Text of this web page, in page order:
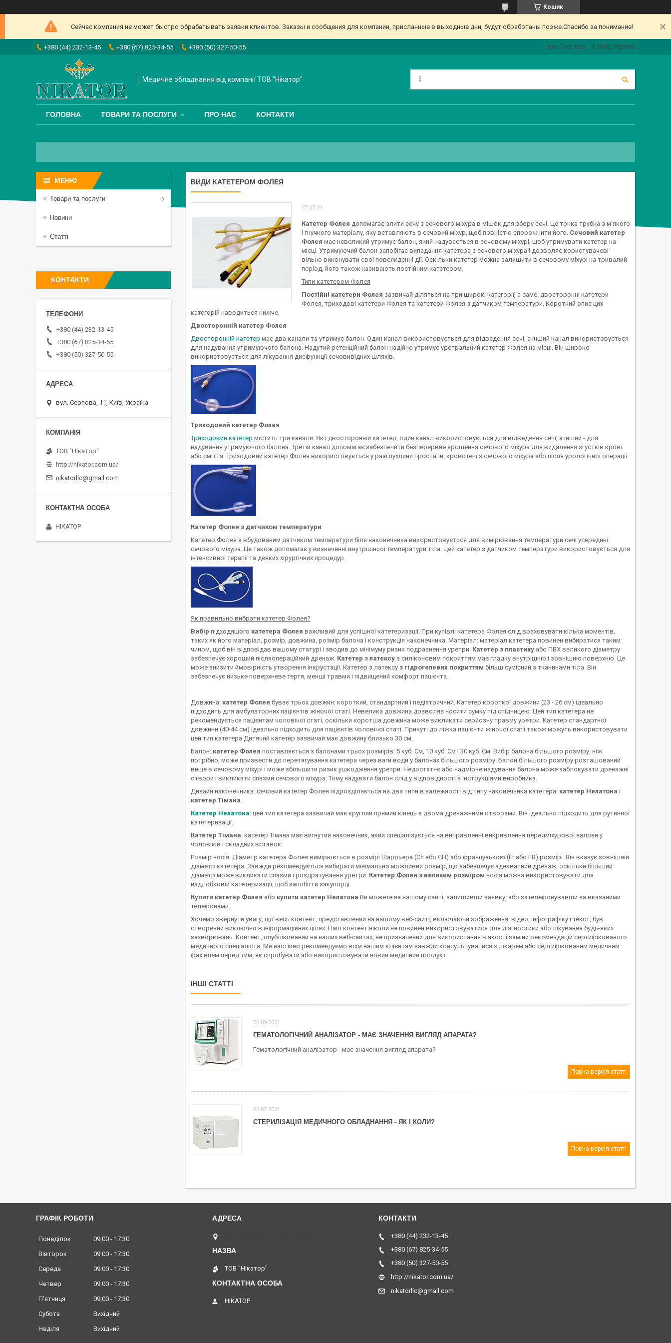
Кошик
Сейчас компания не может быстро обрабатывать заявки клиентов. Заказы и сообщения для компании, присланные в выходные дни, будут обработаны позже.Спасибо за понимание!
+380 (44) 232-13-45 +380 (67) 825-34-55 +380 (50) 327-50-55 вул. Серпова, 11, Київ, Україна
Медичне обладнання від компанії ТОВ "Нікатор"
ГОЛОВНА ТОВАРИ ТА ПОСЛУГИ ПРО НАС КОНТАКТИ
ВИДИ КАТЕТЕРОМ ФОЛЕЯ
27.02.21
Катетер Фолея допомагає злити сечу з сечового міхура в мішок для збору сечі. Це тонка трубка з м'якого
і гнучкого матеріалу, яку вставляють в сечовий міхур, щоб повністю спорожнити його. Сечовий катетер
Фолея має невеликий утримує балон, який надувається в сечовому міхурі, щоб утримувати катетер на
місці. Утримуючий балон запобігає випадання катетера з сечового міхура і дозволяє користувачеві
вільно виконувати свої повсякденні дії. Оскільки катетер можна залишити в сечовому міхурі на тривалий
період, його також називають постійним катетером.
Типи катетером Фолея
Постійні катетери Фолея зазвичай діляться на три широкі категорії, а саме: двосторонні катетери
Фолея, триходові катетери Фолея та катетери Фолея з датчиком температури. Короткий опис цих
категорій наводиться нижче.
Двосторонній катетер Фолея
Двосторонній катетер має два канали та утримує балон. Один канал використовується для відведення сечі, а інший канал використовується
для надування утримуючого балона. Надутий ретенційний балон надійно утримує уретральний катетер Фолея на місці. Він широко
використовується для лікування дисфункції сечовивідних шляхів.
Триходовий катетер Фолея
Триходовий катетер містить три канали. Як і двосторонній катетер, один канал використовується для відведення сечі, а інший - для
надування утримуючого балона. Третій канал допомагає забезпечити безперервне зрошення сечового міхура для видалення згустків крові
або сміття. Триходовий катетер Фолея використовується у разі пухлини простати, кровотечі з сечового міхура або після урологічної операції.
Катетер Фолея з датчиком температури
Катетер Фолея з вбудованим датчиком температури біля наконечника використовується для вимірювання температури сечі усередині
сечового міхура. Це також допомагає у визначенні внутрішньої температури тіла. Цей катетер з датчиком температури використовується для
інтенсивної терапії та деяких хірургічних процедур.
Як правильно вибрати катетер Фолея?
Вибір підходящого катетера Фолея важливий для успішної катетеризації. При купівлі катетера Фолея слід враховувати кілька моментів,
таких як його матеріал, розмір, довжина, розмір балона і конструкція наконечника. Матеріал: матеріал катетера повинен вибиратися таким
чином, щоб він відповідав вашому статурі і зводив до мінімуму ризик подразнення уретри. Катетер з пластику або ПВХ великого діаметру
забезпечує хороший післяопераційний дренаж. Катетер з латексу з силіконовим покриттям має гладку внутрішню і зовнішню поверхню. Це
може знизити ймовірність утворення інкрустації. Катетер з латексу з гідрогелевих покриттям більш сумісний з тканинами тіла. Він
забезпечує низьке поверхневе тертя, менші травми і підвищений комфорт пацієнта.
Довжина: катетер Фолея буває трьох довжин: короткий, стандартний і педіатричний. Катетер короткої довжини (23 - 26 см) ідеально
підходить для амбулаторних пацієнтів жіночої статі. Невелика довжина дозволяє носити сумку під спідницею. Цей тип катетера не
рекомендується пацієнтам чоловічої статі, оскільки коротша довжина може викликати серйозну травму уретри. Катетер стандартної
довжини (40-44 см) ідеально підходить для пацієнтів чоловічої статі. Прикуті до ліжка пацієнти жіночої статі також можуть використовувати
цей тип катетера Дитячий катетер зазвичай має довжину близько 30 см.
Балон: катетер Фолея поставляється з балонами трьох розмірів: 5 куб. См, 10 куб. См і 30 куб. См. Вибір балона більшого розміру, ніж
потрібно, може призвести до перетягування катетера через ваги води у балонах більшого розміру. Балон більшого розміру розташований
вище в сечовому міхурі і може збільшити ризик ушкодження уретри. Недостатнє або надмірне надування балона може заблокувати дренажні
отвори і викликати спазми сечового міхура. Тому надувати балон слід у відповідності з інструкціями виробника.
Дизайн наконечника: сечовий катетер Фолея підрозділяється на два типи в залежності від типу наконечника катетера: катетер Нелатона і
катетер Тімана.
Катетер Нелатона: цей тип катетера зазвичай має круглий прямий кінець з двома дренажними отворами. Він ідеально підходить для рутинної
катетеризації.
Катетер Тімана: катетер Тімана має вигнутий наконечник, який спеціалізується на виправленні викривлення передміхурової залози у
чоловіків і складних вставок.
Розмір носія: Діаметр катетера Фолея вимірюється в розмірі Шаррьера (Ch або CH) або французькою (Fr або FR) розмірі. Він вказує зовнішній
діаметр катетера. Завжди рекомендується вибирати мінімально можливий розмір, що забезпечує адекватний дренаж, оскільки більший
діаметр може викликати спазми і роздратування уретри. Катетер Фолея з великим розміром носія можна використовувати для
надлобковій катетеризації, щоб запобігти закупорці.
Купити катетер Фолея або купити катетер Нелатона Ви можете на нашому сайті, залишивши заявку, або зателефонувавши за вказаними
телефонами.
Хочемо звернути увагу, що весь контент, представлений на нашому веб-сайті, включаючи зображення, відео, інфографіку і текст, був
створений виключно в інформаційних цілях. Наш контент ніколи не повинен використовуватися для діагностики або лікування будь-яких
захворювань. Контент, опублікований на наших веб-сайтах, не призначений для використання в якості заміни рекомендацій сертифікованого
медичного спеціаліста. Ми настійно рекомендуємо всім нашим клієнтам завжди консультуватися з лікарем або сертифікованим медичним
фахівцем перед тим, як спробувати або використовувати новий медичний продукт.
ІНШІ СТАТТІ
30.09.2021
ГЕМАТОЛОГІЧНИЙ АНАЛІЗАТОР - МАЄ ЗНАЧЕННЯ ВИГЛЯД АПАРАТА?
Гематологічний аналізатор - має значення вигляд апарата?
Повна версія статті
22.07.2021
СТЕРИЛІЗАЦІЯ МЕДИЧНОГО ОБЛАДНАННЯ - ЯК І КОЛИ?
Повна версія статті
Товари та послуги
Новини
Статті
КОНТАКТИ
+380 (44) 232-13-45
+380 (67) 825-34-55
+380 (50) 327-50-55
вул. Серпова, 11, Київ, Україна
ТОВ "Нікатор"
http://nikator.com.ua/
nikatorllc@gmail.com
НІКАТОР
ГРАФІК РОБОТИ
Понеділок 09:00
17:30
Вівторок
09:00
17:30
Середа
09:00
17:30
Четвер
09:00
17:30
Пʼятниця
09:00
17:30
Субота
Вихідний
Неділя
Вихідний
ТОВ "Нікатор"
НІКАТОР
+380 (44) 232-13-45
+380 (67) 825-34-55
+380 (50) 327-50-55
http://nikator.com.ua/
nikatorllc@gmail.com